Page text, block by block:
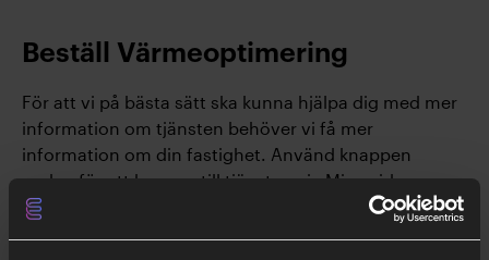
Beställ Värmeoptimering
För att vi på bästa sätt ska kunna hjälpa dig med mer
information om tjänsten behöver vi få mer
information om din fastighet. Använd knappen
nedan för att komma till tjänsten via Mina sidor
(inlogg via BankID).